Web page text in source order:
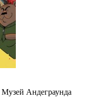
Музей Андеграунда